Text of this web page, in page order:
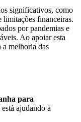
significativos, como
limitações financeiras.
por pandemias e
Ao apoiar esta
a melhoria das
para
está ajudando a